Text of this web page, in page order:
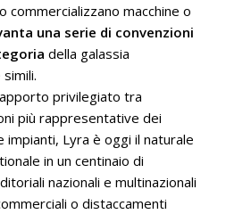
commercializzano macchine o
una serie di convenzioni
della galassia
privilegiato tra
più rappresentative dei
Lyra è oggi il naturale
in un centinaio di
nazionali e multinazionali
o distaccamenti